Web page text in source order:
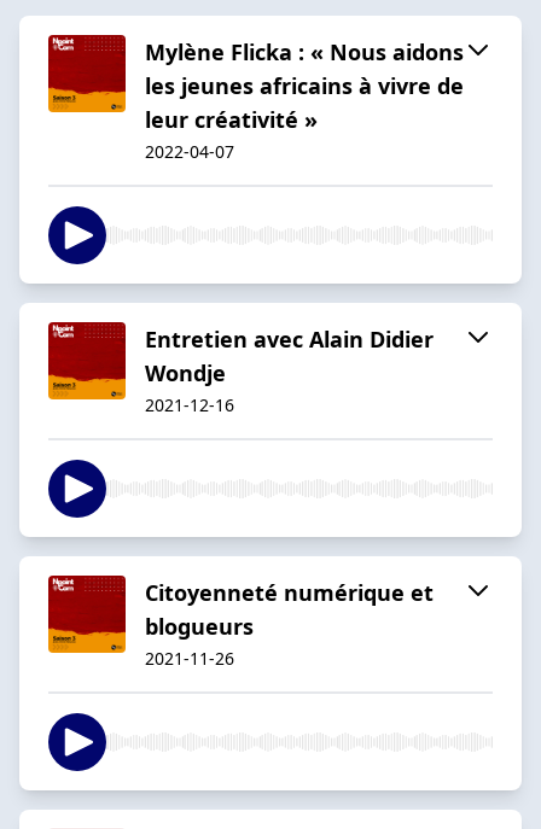
Mylène Flicka : « Nous aidons
les jeunes africains à vivre de
leur créativité »
2022-04-07
Entretien avec Alain Didier
Wondje
2021-12-16
Citoyenneté numérique et
blogueurs
2021-11-26